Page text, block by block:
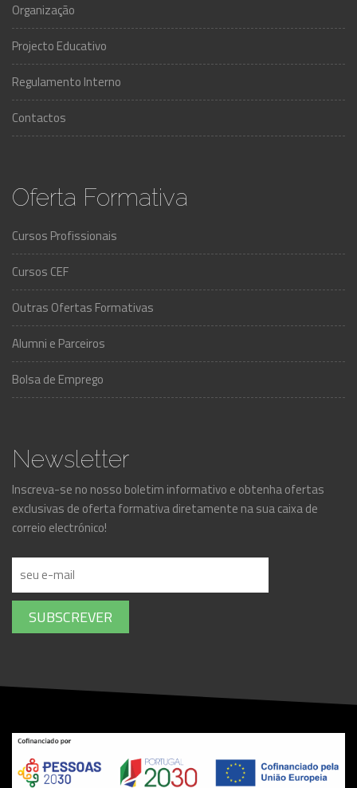
Organização
Projecto Educativo
Regulamento Interno
Contactos
Oferta Formativa
Cursos Profissionais
Cursos CEF
Outras Ofertas Formativas
Alumni e Parceiros
Bolsa de Emprego
Newsletter
Inscreva-se no nosso boletim informativo e obtenha ofertas
exclusivas de oferta formativa diretamente na sua caixa de
correio electrónico!
SUBSCREVER